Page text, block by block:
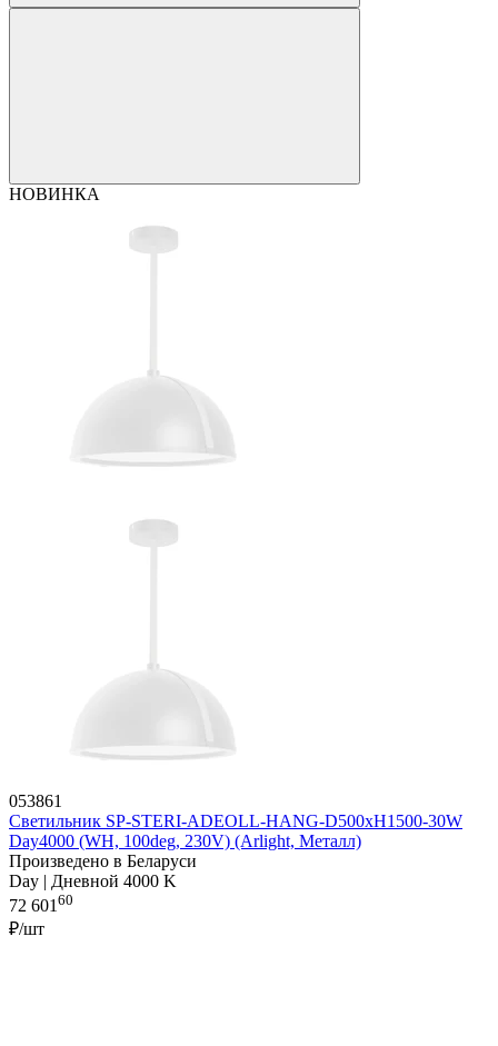
НОВИНКА
053861
Светильник SP-STERI-ADEOLL-HANG-D500xH1500-30W
Day4000 (WH, 100deg, 230V) (Arlight, Металл)
Произведено в Беларуси
Day | Дневной 4000 K
72 60160
₽/шт